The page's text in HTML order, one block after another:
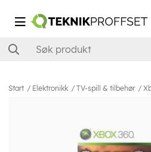
Start Elektronikk TV-spill & tilbehør